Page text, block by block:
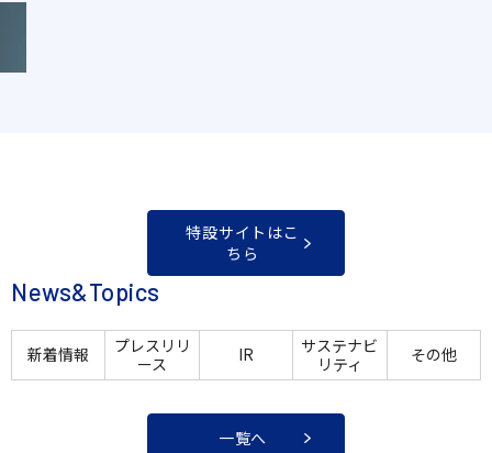
特設サイトはこ
ちら
News&Topics
新着情報
プレスリリ
ース
IR
サステナビ
リティ
その他
一覧へ